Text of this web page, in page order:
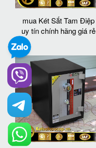
mua Két Sắt Tam Điệp
uy tín chính hãng giá rẻ